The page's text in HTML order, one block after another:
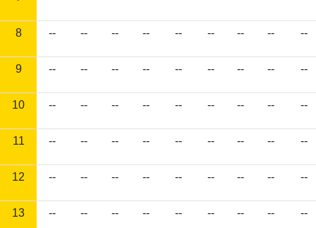
8 -- -- -- -- -- -- -- -- --
9 -- -- -- -- -- -- -- -- --
10 -- -- -- -- -- -- -- -- --
11 -- -- -- -- -- -- -- -- --
12 -- -- -- -- -- -- -- -- --
13 -- -- -- -- -- -- -- -- --